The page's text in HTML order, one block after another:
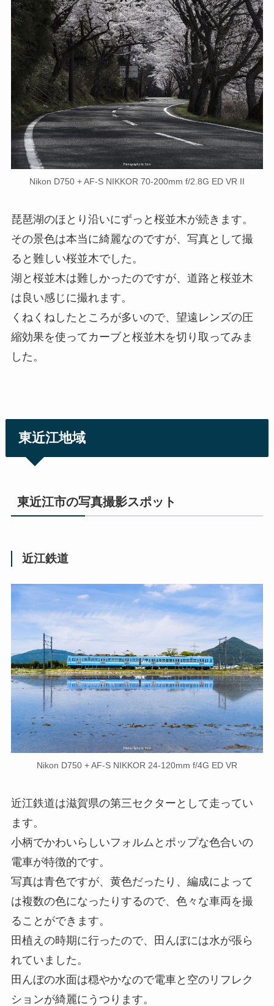
Nikon D750 + AF-S NIKKOR 70-200mm f/2.8G ED VR II
琵琶湖のほとり沿いにずっと桜並木が続きます。
その景色は本当に綺麗なのですが、写真として撮
ると難しい桜並木でした。
湖と桜並木は難しかったのですが、道路と桜並木
は良い感じに撮れます。
くねくねしたところが多いので、望遠レンズの圧
縮効果を使ってカーブと桜並木を切り取ってみま
した。
東近江地域
東近江市の写真撮影スポット
近江鉄道
Nikon D750 + AF-S NIKKOR 24-120mm f/4G ED VR
近江鉄道は滋賀県の第三セクターとして走ってい
ます。
小柄でかわいらしいフォルムとポップな色合いの
電車が特徴的です。
写真は青色ですが、黄色だったり、編成によって
は複数の色になったりするので、色々な車両を撮
ることができます。
田植えの時期に行ったので、田んぼには水が張ら
れていました。
田んぼの水面は穏やかなので電車と空のリフレク
ションが綺麗にうつります。